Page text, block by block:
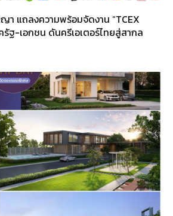
แถลงความพร้อมจัดงาน “TCEX
ฐ-เอกชน ดันครีเอเตอร์ไทยสู่สากล